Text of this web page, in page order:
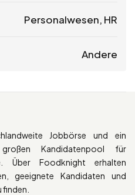
Personalwesen, HR
Andere
Jobbörse und ein
Kandidatenpool für
Über Foodknight erhalten
geeignete Kandidaten und